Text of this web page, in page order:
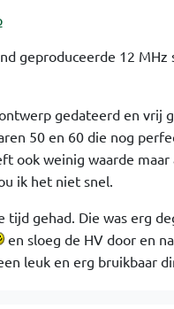
geproduceerde 12 MHz
gedateerd en vrij
50 en 60 die nog
ook weinig waarde
ik het niet snel.
gehad. Die was erg
en sloeg de HV door en
leuk en erg bruikbaar